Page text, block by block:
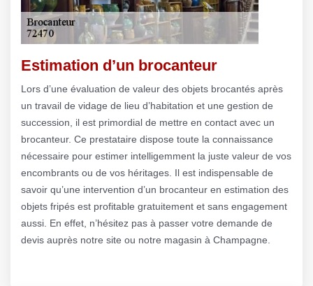
Estimation d’un brocanteur
Lors d’une évaluation de valeur des objets brocantés après
un travail de vidage de lieu d’habitation et une gestion de
succession, il est primordial de mettre en contact avec un
brocanteur. Ce prestataire dispose toute la connaissance
nécessaire pour estimer intelligemment la juste valeur de vos
encombrants ou de vos héritages. Il est indispensable de
savoir qu’une intervention d’un brocanteur en estimation des
objets fripés est profitable gratuitement et sans engagement
aussi. En effet, n’hésitez pas à passer votre demande de
devis auprès notre site ou notre magasin à Champagne.